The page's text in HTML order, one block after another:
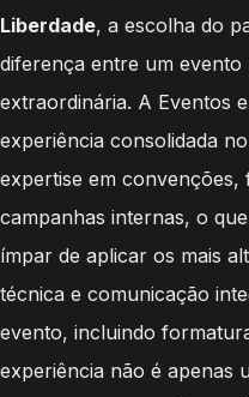
Liberdade, a escolha do
diferença entre um evento
extraordinária. A Eventos
experiência consolidada
expertise em convenções,
campanhas internas, o
ímpar de aplicar os mais
técnica e comunicação
evento, incluindo
experiência não é apenas